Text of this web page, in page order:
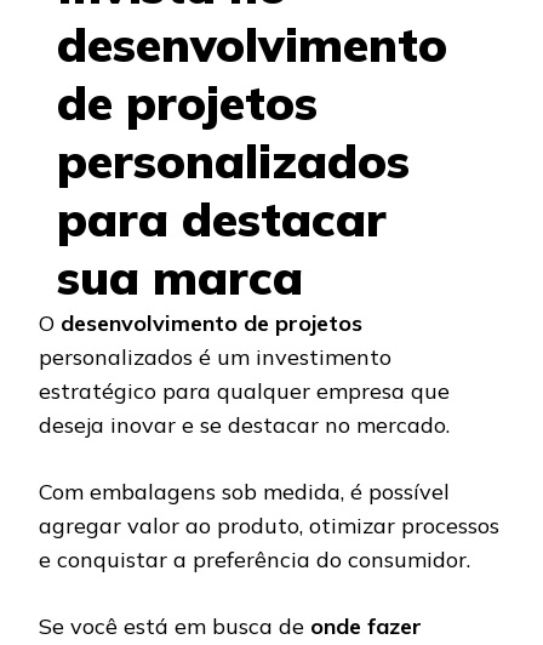
desenvolvimento
de projetos
personalizados
para destacar
sua marca
O desenvolvimento de projetos
personalizados é um investimento
estratégico para qualquer empresa que
deseja inovar e se destacar no mercado.
Com embalagens sob medida, é possível
agregar valor ao produto, otimizar processos
e conquistar a preferência do consumidor.
Se você está em busca de onde fazer